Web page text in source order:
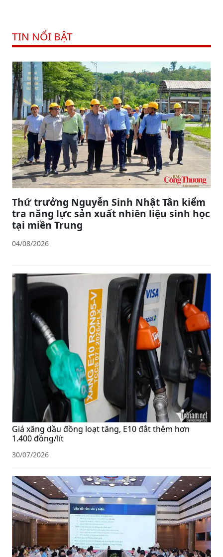
TIN NỔI BẬT
Thứ trưởng Nguyễn Sinh Nhật Tân kiểm
tra năng lực sản xuất nhiên liệu sinh học
tại miền Trung
04/08/2026
Giá xăng dầu đồng loạt tăng, E10 đắt thêm hơn
1.400 đồng/lít
30/07/2026